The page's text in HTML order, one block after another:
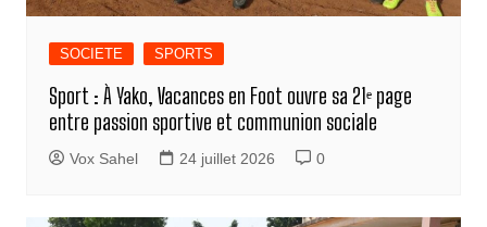
SOCIETE SPORTS
Sport : À Yako, Vacances en Foot ouvre sa 21ᵉ page
entre passion sportive et communion sociale
Vox Sahel 24 juillet 2026 0